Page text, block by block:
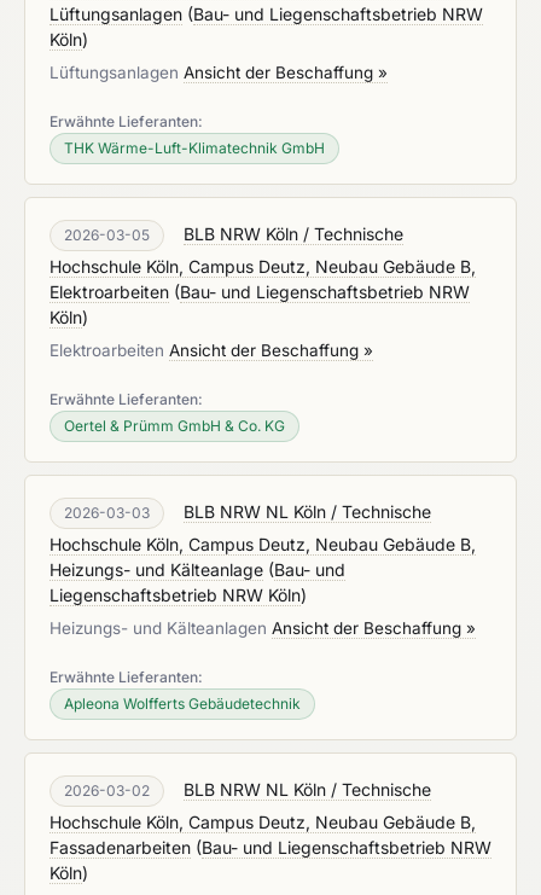
Lüftungsanlagen (Bau- und Liegenschaftsbetrieb NRW
Köln)
Lüftungsanlagen Ansicht der Beschaffung »
Erwähnte Lieferanten:
THK Wärme-Luft-Klimatechnik GmbH
2026-03-05
BLB NRW Köln / Technische
Hochschule Köln, Campus Deutz, Neubau Gebäude B,
Elektroarbeiten (Bau- und Liegenschaftsbetrieb NRW
Köln)
Elektroarbeiten Ansicht der Beschaffung »
Erwähnte Lieferanten:
Oertel & Prümm GmbH & Co. KG
2026-03-03
BLB NRW NL Köln / Technische
Hochschule Köln, Campus Deutz, Neubau Gebäude B,
Heizungs- und Kälteanlage (Bau- und
Liegenschaftsbetrieb NRW Köln)
Heizungs- und Kälteanlagen Ansicht der Beschaffung »
Erwähnte Lieferanten:
Apleona Wolfferts Gebäudetechnik
2026-03-02
BLB NRW NL Köln / Technische
Hochschule Köln, Campus Deutz, Neubau Gebäude B,
Fassadenarbeiten (Bau- und Liegenschaftsbetrieb NRW
Köln)